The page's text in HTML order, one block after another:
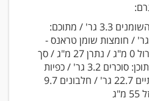
אנרגיה 291 קק"ל / סך השומנים 3.3 גר' / מתוכם:
חומצות שומן רוויות 1.8 גר' / חומצות שומן טראנס -
פחות מ 0.5 גר' / כולסטרול 0 מ"ג / נתרן 27 מ"ג / סך
הפחמימות 44.4 גר' / מתוכן: סוכרים 3.2 גר' / כפיות
סוכר 0.75 / סיבים תזונתיים 22.7 גר' / חלבונים 9.7